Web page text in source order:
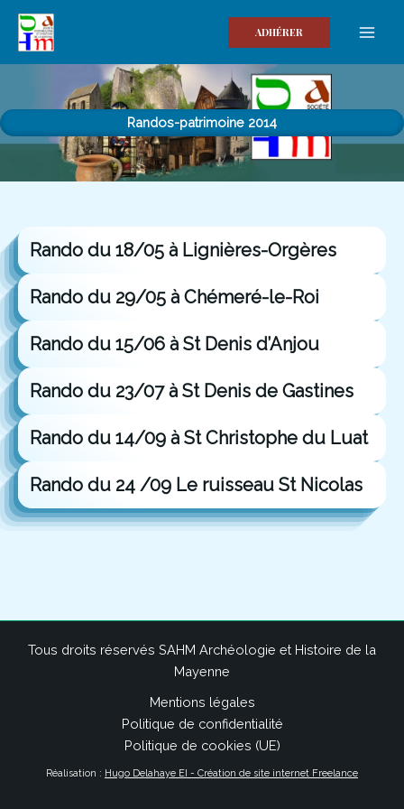
contenu
ADHÉRER
Randos-patrimoine 2014
Rando du 18/05 à Lignières-Orgères
Rando du 29/05 à Chémeré-le-Roi
Rando du 15/06 à St Denis d’Anjou
Rando du 23/07 à St Denis de Gastines
Rando du 14/09 à St Christophe du Luat
Rando du 24 /09 Le ruisseau St Nicolas
Tous droits réservés SAHM Archéologie et Histoire de la
Mayenne
Mentions légales
Politique de confidentialité
Politique de cookies (UE)
Réalisation : Hugo Delahaye EI - Création de site internet Freelance